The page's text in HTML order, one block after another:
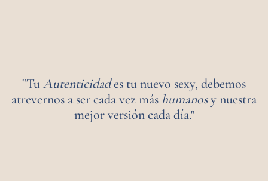
"TuAutenticidades tu nuevo sexy, debemos
atrevernos a ser cada vez máshumanosy nuestra
mejor versión cada día."